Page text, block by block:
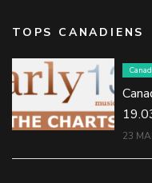
TOPS CANADIENS
23